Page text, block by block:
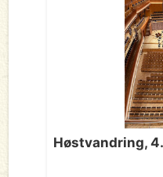
Høstvandring,